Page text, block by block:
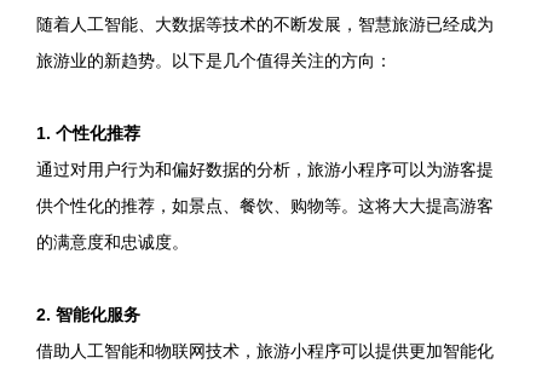
随着人工智能、大数据等技术的不断发展，智慧旅游已经成为
旅游业的新趋势。以下是几个值得关注的方向：
1. 个性化推荐
通过对用户行为和偏好数据的分析，旅游小程序可以为游客提
供个性化的推荐，如景点、餐饮、购物等。这将大大提高游客
的满意度和忠诚度。
2. 智能化服务
借助人工智能和物联网技术，旅游小程序可以提供更加智能化